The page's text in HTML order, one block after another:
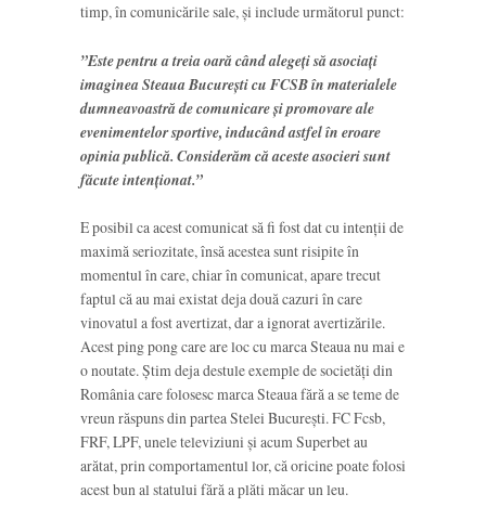
timp, în comunicările sale, și include următorul punct:
”Este pentru a treia oară când alegeți să asociați
imaginea Steaua București cu FCSB în materialele
dumneavoastră de comunicare și promovare ale
evenimentelor sportive, inducând astfel în eroare
opinia publică. Considerăm că aceste asocieri sunt
făcute intenționat.”
E posibil ca acest comunicat să fi fost dat cu intenții de
maximă seriozitate, însă acestea sunt risipite în
momentul în care, chiar în comunicat, apare trecut
faptul că au mai existat deja două cazuri în care
vinovatul a fost avertizat, dar a ignorat avertizările.
Acest ping pong care are loc cu marca Steaua nu mai e
o noutate. Știm deja destule exemple de societăți din
România care folosesc marca Steaua fără a se teme de
vreun răspuns din partea Stelei București. FC Fcsb,
FRF, LPF, unele televiziuni și acum Superbet au
arătat, prin comportamentul lor, că oricine poate folosi
acest bun al statului fără a plăti măcar un leu.